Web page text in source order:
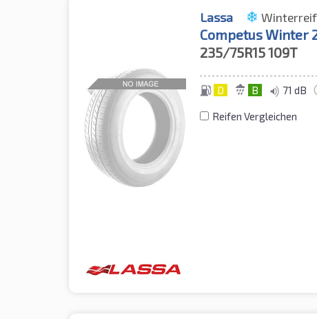
Lassa
Competus Winter
235/75R15109T
D B 71 dB
Reifen Vergleichen